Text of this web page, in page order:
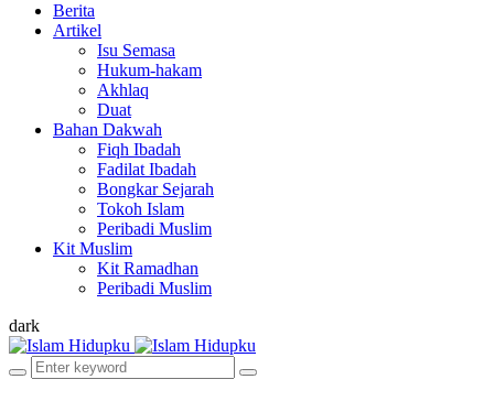
Berita
Artikel
Isu Semasa
Hukum-hakam
Akhlaq
Duat
Bahan Dakwah
Fiqh Ibadah
Fadilat Ibadah
Bongkar Sejarah
Tokoh Islam
Peribadi Muslim
Kit Muslim
Kit Ramadhan
Peribadi Muslim
dark